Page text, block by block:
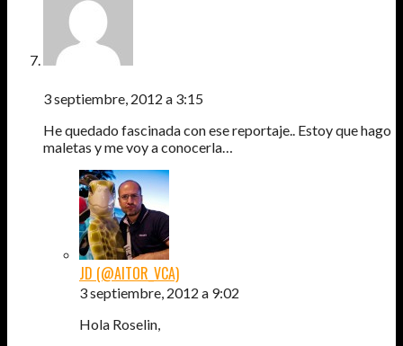
3 septiembre, 2012 a 3:15
He quedado fascinada con ese reportaje.. Estoy que hago
maletas y me voy a conocerla…
JD (@AITOR_VCA)
3 septiembre, 2012 a 9:02
Hola Roselin,